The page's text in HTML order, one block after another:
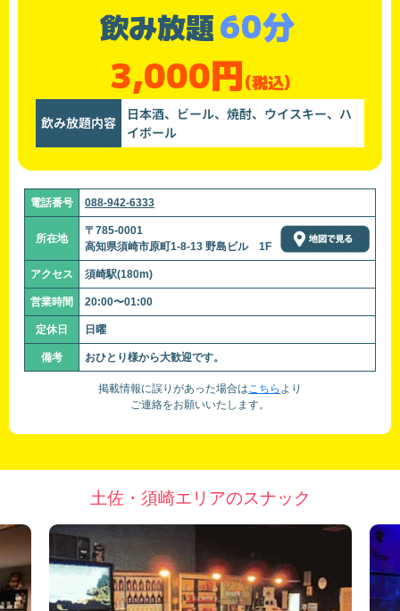
飲み放題60分
3,000円(税込)
飲み放題内容
日本酒、ビール、焼酎、ウイスキー、ハ
イボール
電話番号 088-942-6333
所在地
〒785-0001
高知県須崎市原町1-8-13 野島ビル 1F
アクセス 須崎駅(180m)
営業時間 20:00〜01:00
定休日 日曜
備考 おひとり様から大歓迎です。
掲載情報に誤りがあった場合はこちら より
ご連絡をお願いいたします。
土佐・須崎エリアのスナック